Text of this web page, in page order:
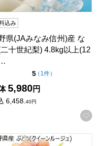
入りに登録する
込み
県(JAみなみ信州)産 な
二十世紀梨) 4.8kg以上(12
5点（5点満点中）
（ 1件の評価
）
5,980円
6,458. 40円
き) 4.8kg以上(12玉〜
県産 ぶどう(クイーンル